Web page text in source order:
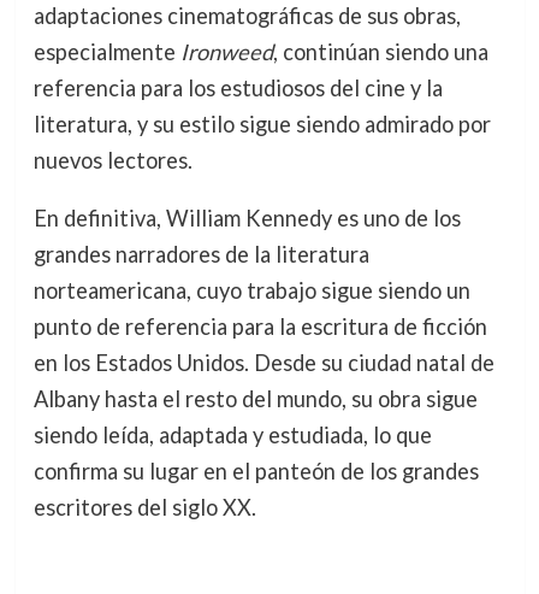
adaptaciones cinematográficas de sus obras,
especialmente Ironweed, continúan siendo una
referencia para los estudiosos del cine y la
literatura, y su estilo sigue siendo admirado por
nuevos lectores.
En definitiva, William Kennedy es uno de los
grandes narradores de la literatura
norteamericana, cuyo trabajo sigue siendo un
punto de referencia para la escritura de ficción
en los Estados Unidos. Desde su ciudad natal de
Albany hasta el resto del mundo, su obra sigue
siendo leída, adaptada y estudiada, lo que
confirma su lugar en el panteón de los grandes
escritores del siglo XX.